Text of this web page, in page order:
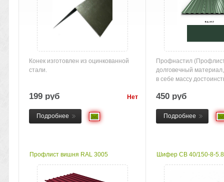
Конек изготовлен из оцинкованной
стали.
199 руб Нет
Подробнее
Профнастил
долговечный
в себе массу
450 руб
Подробнее
Профлист вишня RAL 3005 Шифер СВ 40/150-8-5.8